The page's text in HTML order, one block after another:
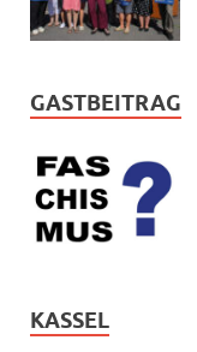
GASTBEITRAG
KASSEL